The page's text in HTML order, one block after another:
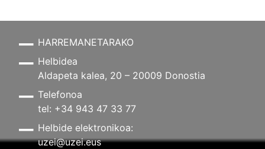
HARREMANETARAKO
Helbidea
Aldapeta kalea, 20 – 20009 Donostia
Telefonoa
tel: +34 943 47 33 77
Helbide elektronikoa:
uzei@uzei.eus